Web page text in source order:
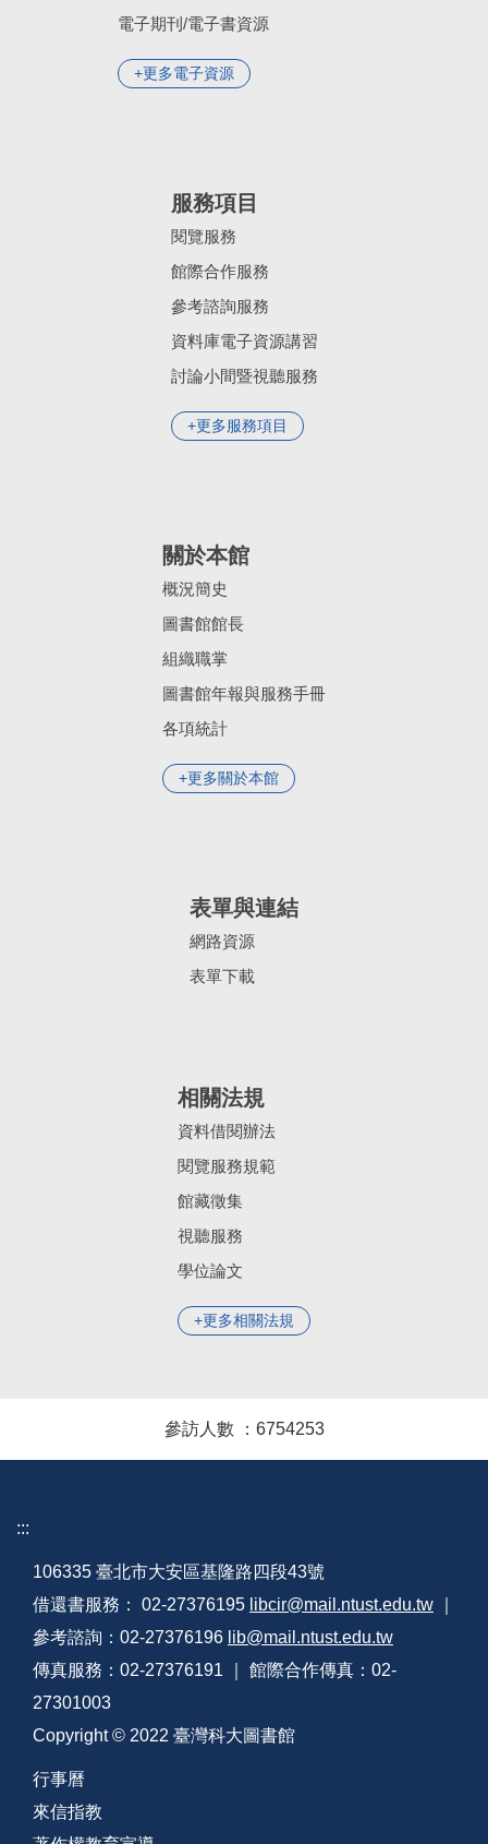
電子期刊/電子書資源
更多電子資源
服務項目
閱覽服務
館際合作服務
參考諮詢服務
資料庫電子資源講習
討論小間暨視聽服務
更多服務項目
關於本館
概況簡史
圖書館館長
組織職掌
圖書館年報與服務手冊
各項統計
更多關於本館
表單與連結
網路資源
表單下載
相關法規
資料借閱辦法
閱覽服務規範
館藏徵集
視聽服務
學位論文
更多相關法規
參訪人數 ： 6754253
:::
106335 臺北市大安區基隆路四段43號
借還書服務： 02-27376195 libcir@mail.ntust.edu.tw
參考諮詢：02-27376196 lib@mail.ntust.edu.tw
傳真服務：02-27376191 ｜ 館際合作傳真：02-
27301003
Copyright © 2022 臺灣科大圖書館
行事曆
來信指教